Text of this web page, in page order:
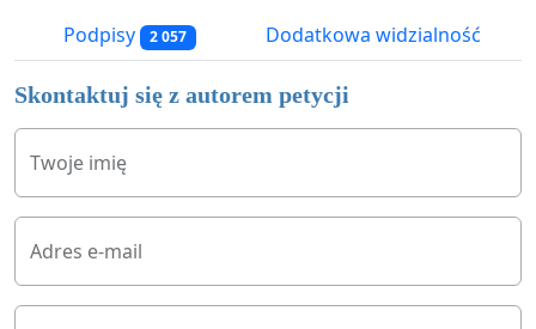
Podpisy 2 057 Dodatkowa widzialność
Skontaktuj się z autorem petycji
Twoje imię
Adres e-mail